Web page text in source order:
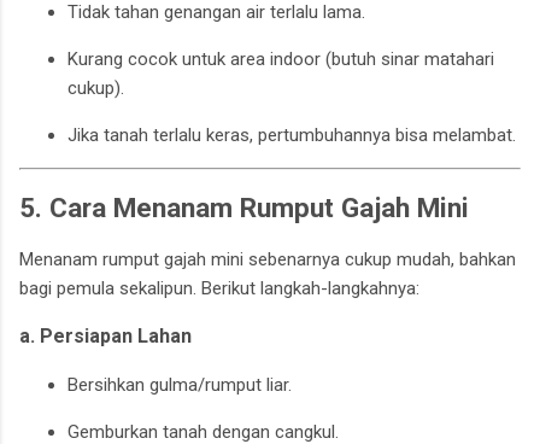
Tidak tahan genangan air terlalu lama.
Kurang cocok untuk area indoor (butuh sinar matahari
cukup).
Jika tanah terlalu keras, pertumbuhannya bisa melambat.
5. Cara Menanam Rumput Gajah Mini
Menanam rumput gajah mini sebenarnya cukup mudah, bahkan
bagi pemula sekalipun. Berikut langkah-langkahnya:
a. Persiapan Lahan
Bersihkan gulma/rumput liar.
Gemburkan tanah dengan cangkul.